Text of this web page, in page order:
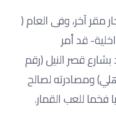
‏مقر‏ ‏آخر، وفى العام ‏(
‏قد‏ ‏أمر‏
‏قصر‏ ‏النيل‏ (‏رقم‏
‏ومصادرته‏ ‏لصالح‏
‏فخما‏ ‏للعب‏ ‏القمار‏.‏